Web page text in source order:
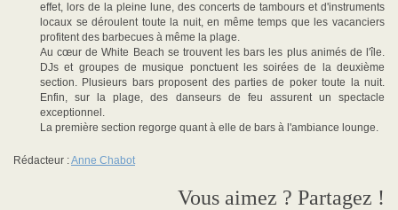
effet, lors de la pleine lune, des concerts de tambours et d'instruments
locaux se déroulent toute la nuit, en même temps que les vacanciers
profitent des barbecues à même la plage.
Au cœur de White Beach se trouvent les bars les plus animés de l'île.
DJs et groupes de musique ponctuent les soirées de la deuxième
section. Plusieurs bars proposent des parties de poker toute la nuit.
Enfin, sur la plage, des danseurs de feu assurent un spectacle
exceptionnel.
La première section regorge quant à elle de bars à l'ambiance lounge.
Rédacteur :Anne Chabot
Vous aimez ? Partagez !